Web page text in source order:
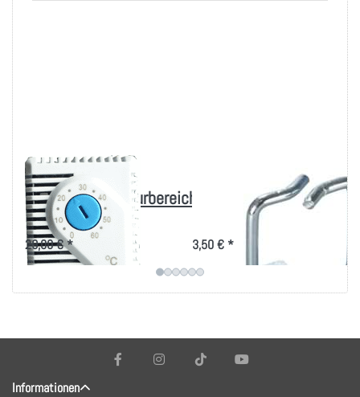
Thermostat für
Arbeitstemperaturbereich
5-55°
29,00 € *
40x40mm, vertikale
Kabelführung
3,50 € *
Informationen